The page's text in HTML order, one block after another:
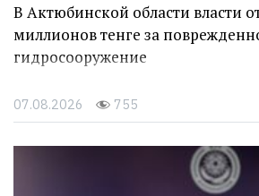
В Актюбинской области власти
миллионов тенге за
гидросооружение
07.08.2026 755